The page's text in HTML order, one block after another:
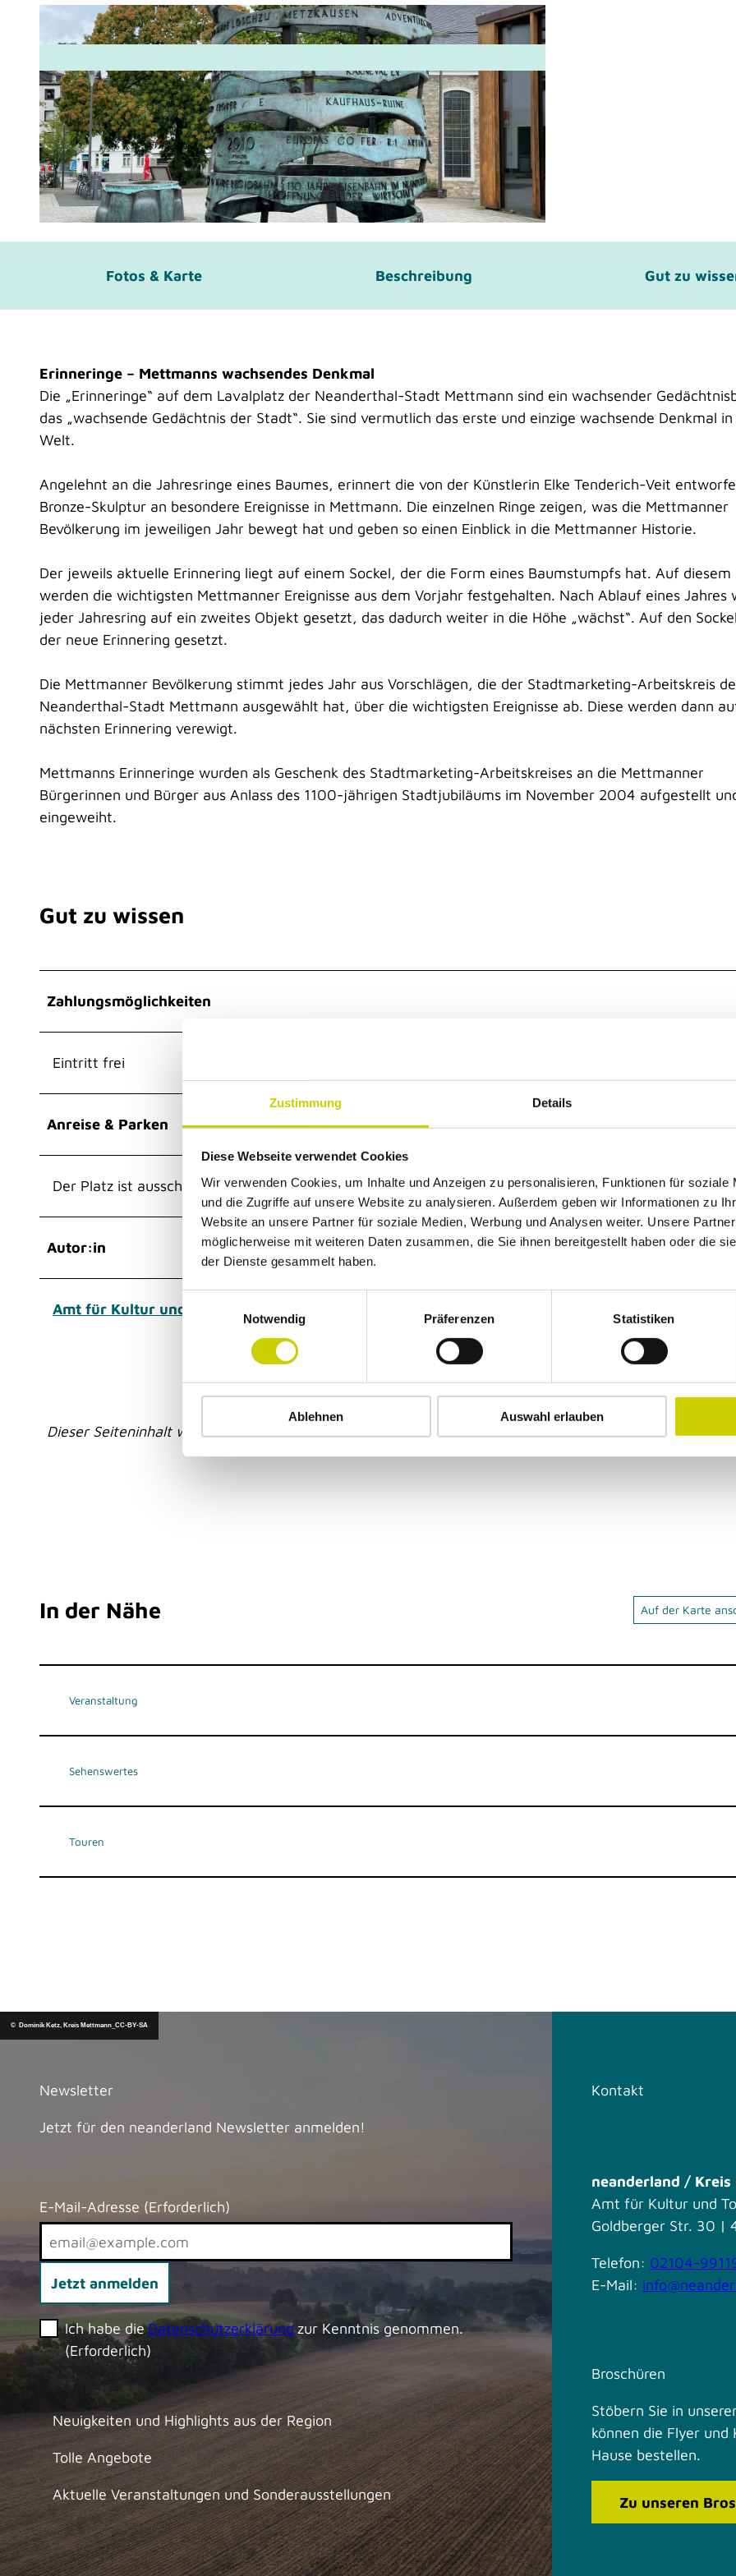
Zustimmung Details
Diese Webseite verwendet Cookies
Wir verwenden Cookies, um Inhalte und Anzeigen zu personalisieren, Funktionen für soziale
und die Zugriffe auf unsere Website zu analysieren. Außerdem geben wir Informationen zu
Website an unsere Partner für soziale Medien, Werbung und Analysen weiter. Unsere
möglicherweise mit weiteren Daten zusammen, die Sie ihnen bereitgestellt haben oder die
der Dienste gesammelt haben.
i
i
g
Notwendig Präferenzen Statistiken
Ablehnen Auswahl erlauben
Fotos & Karte Beschreibung Gut zu
Erinneringe – Mettmanns wachsendes Denkmal
Die „Erinneringe“ auf dem Lavalplatz der Neanderthal-Stadt Mettmann sind ein wachsender
das „wachsende Gedächtnis der Stadt“. Sie sind vermutlich das erste und einzige wachsende Denkmal
Welt.
Angelehnt an die Jahresringe eines Baumes, erinnert die von der Künstlerin Elke Tenderich-Veit
Bronze-Skulptur an besondere Ereignisse in Mettmann. Die einzelnen Ringe zeigen, was die Mettmanner
Bevölkerung im jeweiligen Jahr bewegt hat und geben so einen Einblick in die Mettmanner Historie.
Der jeweils aktuelle Erinnering liegt auf einem Sockel, der die Form eines Baumstumpfs hat. Auf diesem
werden die wichtigsten Mettmanner Ereignisse aus dem Vorjahr festgehalten. Nach Ablauf eines Jahres
jeder Jahresring auf ein zweites Objekt gesetzt, das dadurch weiter in die Höhe „wächst“. Auf den
der neue Erinnering gesetzt.
Die Mettmanner Bevölkerung stimmt jedes Jahr aus Vorschlägen, die der Stadtmarketing-Arbeitskreis
Neanderthal-Stadt Mettmann ausgewählt hat, über die wichtigsten Ereignisse ab. Diese werden dann
nächsten Erinnering verewigt.
Mettmanns Erinneringe wurden als Geschenk des Stadtmarketing-Arbeitskreises an die Mettmanner
Bürgerinnen und Bürger aus Anlass des 1100-jährigen Stadtjubiläums im November 2004 aufgestellt
eingeweiht.
Gut zu wissen
Zahlungsmöglichkeiten
Eintritt frei
Anreise & Parken
Der Platz ist ausschließlich zu Fuß zu erreichen.
Autor:in
Amt für Kultur und Tourismus
Dieser Seiteninhalt wurde teilweise oder vollständig durch KI optimiert oder erstellt.
In der Nähe Auf der Karte
Veranstaltung
Sehenswertes
Touren
© Dominik Ketz, Kreis Mettmann_CC-BY-SA
Newsletter
Jetzt für den neanderland Newsletter anmelden!
E-Mail-Adresse (Erforderlich)
Jetzt anmelden
Ich habe dieDatenschutzerklärung zur Kenntnis genommen.
(Erforderlich)
Neuigkeiten und Highlights aus der Region
Tolle Angebote
Aktuelle Veranstaltungen und Sonderausstellungen
Kontakt
neanderland / Kreis
Amt für Kultur und
Goldberger Str. 30 |
Telefon: 02104-
E-Mail:
Broschüren
Stöbern Sie in
können die Flyer
Hause bestellen.
Zu unseren